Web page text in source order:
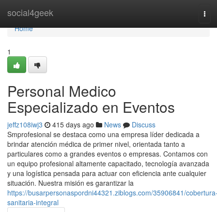
social4geek
Home
Home
1
Personal Medico
Especializado en Eventos
jeffz108iwj3 415 days ago News
Discuss
Smprofesional se destaca como una empresa líder dedicada a
brindar atención médica de primer nivel, orientada tanto a
particulares como a grandes eventos o empresas. Contamos con
un equipo profesional altamente capacitado, tecnología avanzada
y una logística pensada para actuar con eficiencia ante cualquier
situación. Nuestra misión es garantizar la
https://busarpersonaspordni44321.ziblogs.com/35906841/
sanitaria-integral